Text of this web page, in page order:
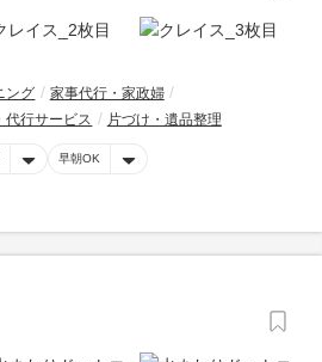
ング
家事代行・家政婦
代行サービス 片づけ・遺品整理
早朝OK